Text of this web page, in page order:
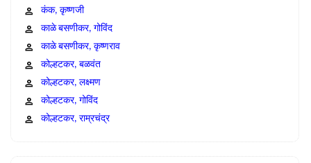
कंक, कृष्णजी
काळे बसणीकर, गोविंद
काळे बसणीकर, कृष्णराव
कोल्हटकर, बळवंत
कोल्हटकर, लक्ष्मण
कोल्हटकर, गोविंद
कोल्हटकर, राम्रचंद्र